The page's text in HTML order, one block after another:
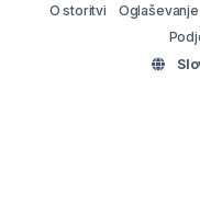
O storitvi
Oglaševanje